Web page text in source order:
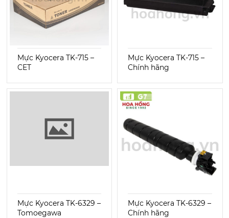
Mực Kyocera TK-715 –
CET
Mực Kyocera TK-715 –
Chính hãng
Mực Kyocera TK-6329 –
Tomoegawa
Mực Kyocera TK-6329 –
Chính hãng